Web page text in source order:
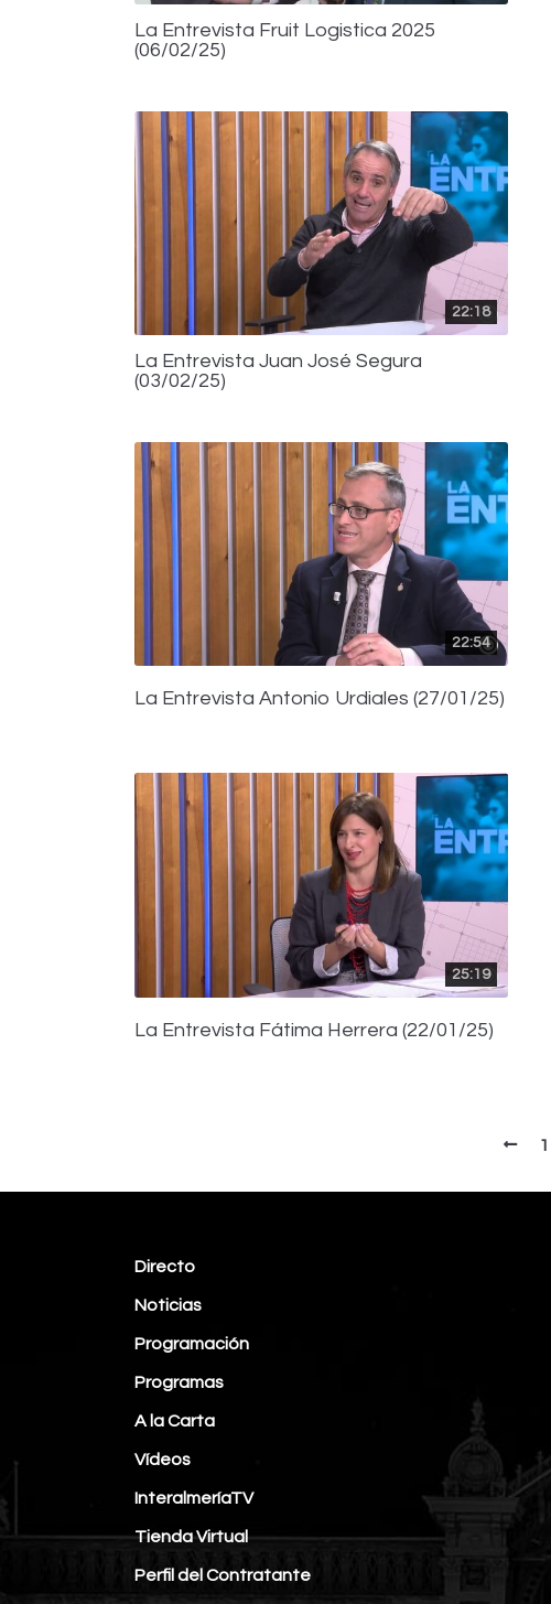
La Entrevista Fruit Logistica 2025
(06/02/25)
22:18
La Entrevista Juan José Segura
(03/02/25)
22:54
La Entrevista Antonio Urdiales (27/01/25)
25:19
La Entrevista Fátima Herrera (22/01/25)
1
Directo
Noticias
Programación
Programas
A la Carta
Vídeos
InteralmeríaTV
Tienda Virtual
Perfil del Contratante